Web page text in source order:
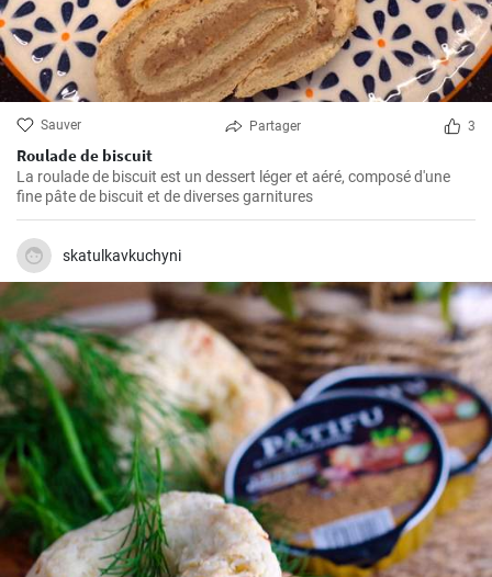
Sauver Partager 3
Roulade de biscuit
La roulade de biscuit est un dessert léger et aéré, composé d'une
fine pâte de biscuit et de diverses garnitures
skatulkavkuchyni